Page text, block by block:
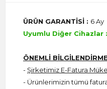
ÜRÜN GARANTİSİ : 6 Ay
Uyumlu Diğer Cihazlar :
ÖNEMLİ BİLGİLENDİRME
-Şirketimiz E-Fatura
- Ürünlerimizin tümü